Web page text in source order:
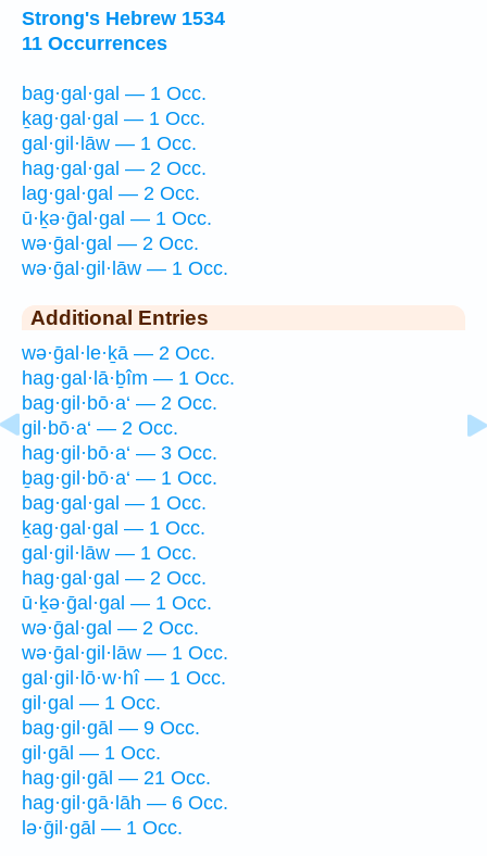
Strong's Hebrew 1534
11 Occurrences
bag·gal·gal — 1 Occ.
ḵag·gal·gal — 1 Occ.
gal·gil·lāw — 1 Occ.
hag·gal·gal — 2 Occ.
lag·gal·gal — 2 Occ.
ū·ḵə·ḡal·gal — 1 Occ.
wə·ḡal·gal — 2 Occ.
wə·ḡal·gil·lāw — 1 Occ.
Additional Entries
wə·ḡal·le·ḵā — 2 Occ.
hag·gal·lā·ḇîm — 1 Occ.
bag·gil·bō·a‘ — 2 Occ.
gil·bō·a‘ — 2 Occ.
hag·gil·bō·a‘ — 3 Occ.
ḇag·gil·bō·a‘ — 1 Occ.
bag·gal·gal — 1 Occ.
ḵag·gal·gal — 1 Occ.
gal·gil·lāw — 1 Occ.
hag·gal·gal — 2 Occ.
ū·ḵə·ḡal·gal — 1 Occ.
wə·ḡal·gal — 2 Occ.
wə·ḡal·gil·lāw — 1 Occ.
gal·gil·lō·w·hî — 1 Occ.
gil·gal — 1 Occ.
bag·gil·gāl — 9 Occ.
gil·gāl — 1 Occ.
hag·gil·gāl — 21 Occ.
hag·gil·gā·lāh — 6 Occ.
lə·ḡil·gāl — 1 Occ.